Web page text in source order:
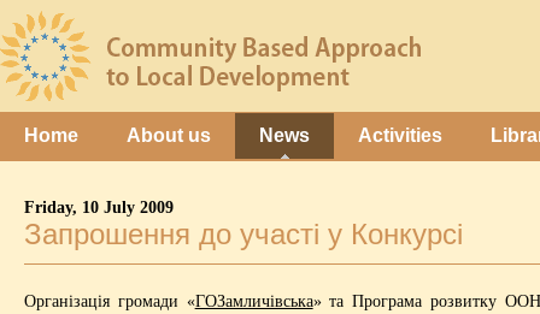
Home About us News Activities
Friday, 10 July 2009
Запрошення до участі у Конкурсі
Організація громади «ГОЗамличівська» та Програма розвитку